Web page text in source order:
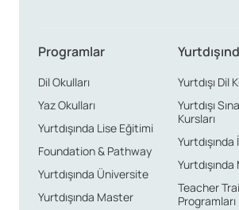
Programlar
Dil Okulları
Yaz Okulları
Yurtdışında Lise Eğitimi
Foundation & Pathway
Yurtdışında Üniversite
Yurtdışında Master
Yurtdışı Dil
Yurtdışı
Kursları
Teacher
Programları